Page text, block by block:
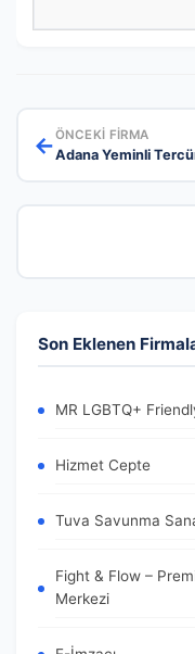
←ÖNCEKI FIRMA
Adana Yeminli
Son Eklenen
MR LGBTQ+
Hizmet Cepte
Tuva Savunma
Fight & Flow –
Merkezi